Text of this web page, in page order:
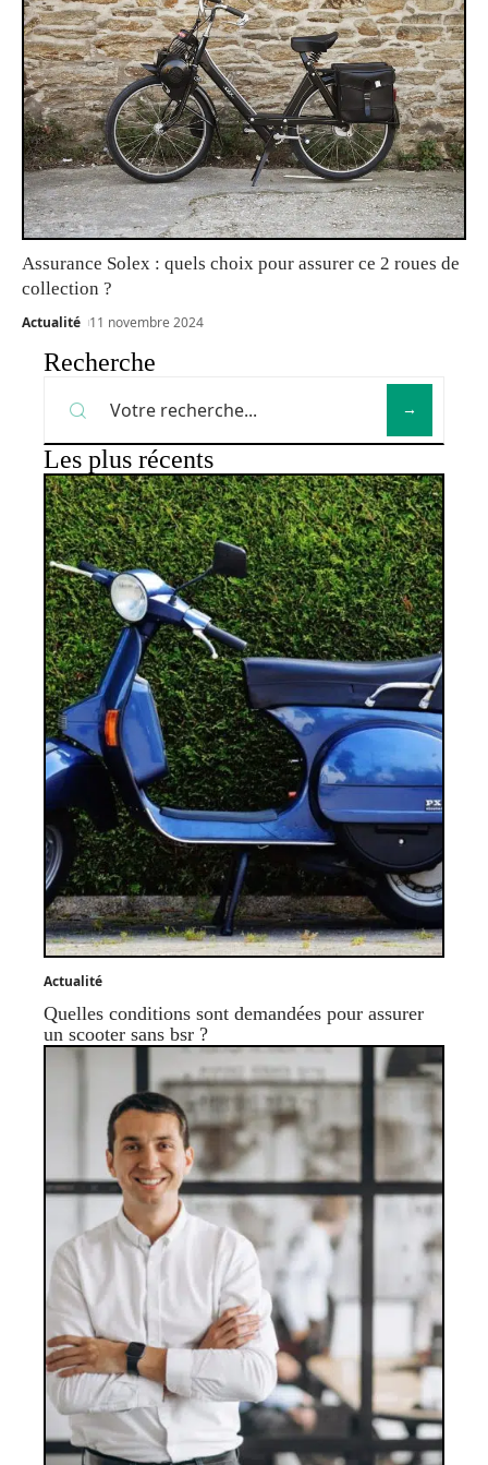
Assurance Solex : quels choix pour assurer ce 2 roues de
collection ?
Actualité 11 novembre 2024
Recherche
Les plus récents
Actualité
Quelles conditions sont demandées pour assurer
un scooter sans bsr ?